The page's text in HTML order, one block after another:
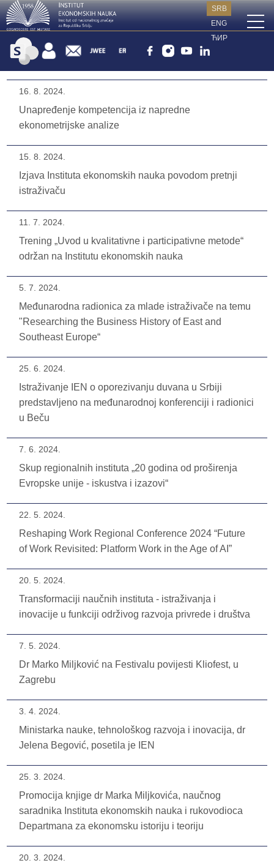
SRB
ENG
ЋИР
16. 8. 2024.
Unapređenje kompetencija iz napredne
ekonometrijske analize
15. 8. 2024.
Izjava Instituta ekonomskih nauka povodom pretnji
istraživaču
11. 7. 2024.
Trening „Uvod u kvalitativne i participativne metode“
održan na Institutu ekonomskih nauka
5. 7. 2024.
Međunarodna radionica za mlade istraživače na temu
"Researching the Business History of East and
Southeast Europe“
25. 6. 2024.
Istraživanje IEN o oporezivanju duvana u Srbiji
predstavljeno na međunarodnoj konferenciji i radionici
u Beču
7. 6. 2024.
Skup regionalnih instituta „20 godina od proširenja
Evropske unije - iskustva i izazovi“
22. 5. 2024.
Reshaping Work Regional Conference 2024 “Future
of Work Revisited: Platform Work in the Age of AI”
20. 5. 2024.
Transformaciji naučnih instituta - istraživanja i
inovacije u funkciji održivog razvoja privrede i društva
7. 5. 2024.
Dr Marko Miljković na Festivalu povijesti Kliofest, u
Zagrebu
3. 4. 2024.
Ministarka nauke, tehnološkog razvoja i inovacija, dr
Jelena Begović, posetila je IEN
25. 3. 2024.
Promocija knjige dr Marka Miljkovića, naučnog
saradnika Instituta ekonomskih nauka i rukovodioca
Departmana za ekonomsku istoriju i teoriju
20. 3. 2024.